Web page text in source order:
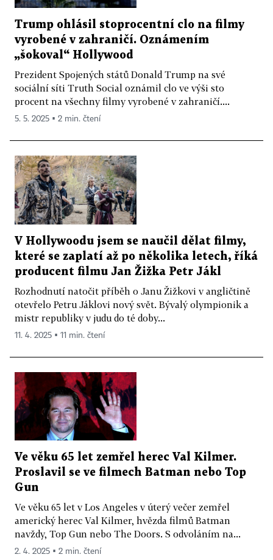
Trump ohlásil stoprocentní clo na filmy
vyrobené v zahraničí. Oznámením
„šokoval“ Hollywood
Prezident Spojených států Donald Trump na své
sociální síti Truth Social oznámil clo ve výši sto
procent na všechny filmy vyrobené v zahraničí....
5. 5. 2025 ▪ 2 min. čtení
V Hollywoodu jsem se naučil dělat filmy,
které se zaplatí až po několika letech, říká
producent filmu Jan Žižka Petr Jákl
Rozhodnutí natočit příběh o Janu Žižkovi v angličtině
otevřelo Petru Jáklovi nový svět. Bývalý olympionik a
mistr republiky v judu do té doby...
11. 4. 2025 ▪ 11 min. čtení
Ve věku 65 let zemřel herec Val Kilmer.
Proslavil se ve filmech Batman nebo Top
Gun
Ve věku 65 let v Los Angeles v úterý večer zemřel
americký herec Val Kilmer, hvězda filmů Batman
navždy, Top Gun nebo The Doors. S odvoláním na...
2. 4. 2025 ▪ 2 min. čtení